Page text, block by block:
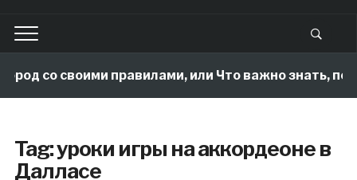
со своими правилами, или Что важно знать,
Tag:уроки игры на аккордеоне в
Далласе